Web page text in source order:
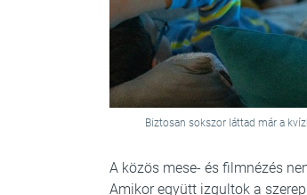
Biztosan sokszor láttad már a
A közös mese- és filmnézés
Amikor együtt izgultok a